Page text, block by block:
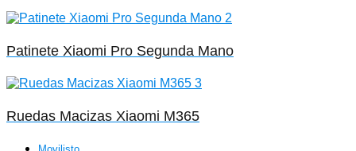
Patinete Xiaomi Pro Segunda Mano
Ruedas Macizas Xiaomi M365